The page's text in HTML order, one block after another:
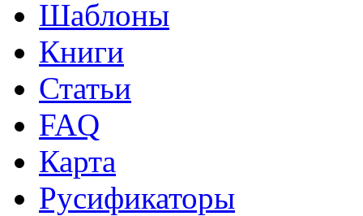
Шаблоны
Книги
Статьи
FAQ
Карта
Русификаторы